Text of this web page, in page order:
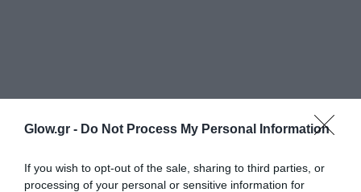
Glow.gr - Do Not Process My Personal Information
If you wish to opt-out of the sale, sharing to third parties, or
processing of your personal or sensitive information for